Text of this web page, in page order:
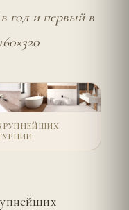
год и первый в
КРУПНЕЙШИХ